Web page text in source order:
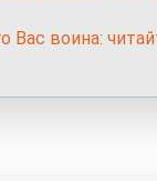
воина: